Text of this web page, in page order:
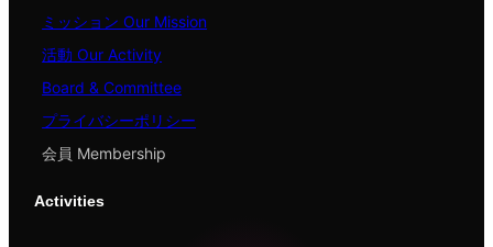
ミッション Our Mission
活動 Our Activity
Board & Committee
プライバシーポリシー
会員 Membership
Activities